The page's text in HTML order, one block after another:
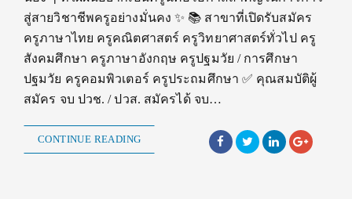
สู่สายวิชาชีพครูอย่างมั่นคง ✨ 📚 สาขาที่เปิดรับสมัคร
ครูภาษาไทย ครูคณิตศาสตร์ ครูวิทยาศาสตร์ทั่วไป ครู
สังคมศึกษา ครูภาษาอังกฤษ ครูปฐมวัย / การศึกษา
ปฐมวัย ครูคอมพิวเตอร์ ครูประถมศึกษา ✅ คุณสมบัติผู้
สมัคร จบ ปวช. / ปวส. สมัครได้ จบ…
CONTINUE READING